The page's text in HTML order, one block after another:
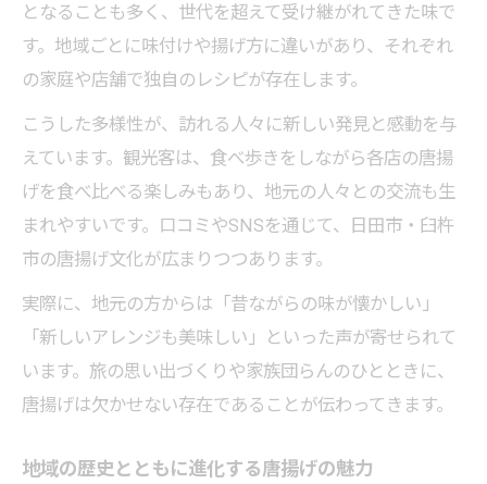
となることも多く、世代を超えて受け継がれてきた味で
す。地域ごとに味付けや揚げ方に違いがあり、それぞれ
の家庭や店舗で独自のレシピが存在します。
こうした多様性が、訪れる人々に新しい発見と感動を与
えています。観光客は、食べ歩きをしながら各店の唐揚
げを食べ比べる楽しみもあり、地元の人々との交流も生
まれやすいです。口コミやSNSを通じて、日田市・臼杵
市の唐揚げ文化が広まりつつあります。
実際に、地元の方からは「昔ながらの味が懐かしい」
「新しいアレンジも美味しい」といった声が寄せられて
います。旅の思い出づくりや家族団らんのひとときに、
唐揚げは欠かせない存在であることが伝わってきます。
地域の歴史とともに進化する唐揚げの魅力